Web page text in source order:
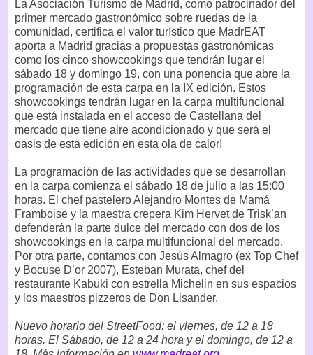
La Asociación Turismo de Madrid, como patrocinador del
primer mercado gastronómico sobre ruedas de la
comunidad, certifica el valor turístico que MadrEAT
aporta a Madrid gracias a propuestas gastronómicas
como los cinco showcookings que tendrán lugar el
sábado 18 y domingo 19, con una ponencia que abre la
programación de esta carpa en la IX edición. Estos
showcookings tendrán lugar en la carpa multifuncional
que está instalada en el acceso de Castellana del
mercado que tiene aire acondicionado y que será el
oasis de esta edición en esta ola de calor!
La programación de las actividades que se desarrollan
en la carpa comienza el sábado 18 de julio a las 15:00
horas. El chef pastelero Alejandro Montes de Mamá
Framboise y la maestra crepera Kim Hervet de Trisk’an
defenderán la parte dulce del mercado con dos de los
showcookings en la carpa multifuncional del mercado.
Por otra parte, contamos con Jesús Almagro (ex Top Chef
y Bocuse D’or 2007), Esteban Murata, chef del
restaurante Kabuki con estrella Michelin en sus espacios
y los maestros pizzeros de Don Lisander.
Nuevo horario del StreetFood: el viernes, de 12 a 18
horas. El Sábado, de 12 a 24 hora y el domingo, de 12 a